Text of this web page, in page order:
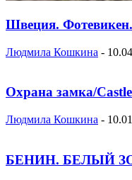
Швеция. Фотевикен.
Людмила Кошкина -
Охрана замка/
Людмила Кошкина -
БЕНИН. БЕЛЫЙ